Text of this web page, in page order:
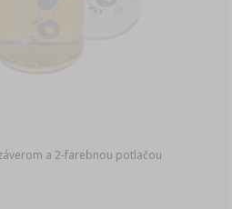
a 2-farebnou potlačou